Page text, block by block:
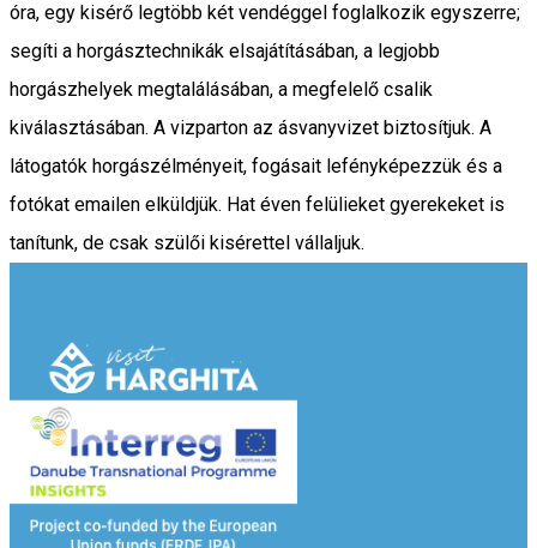
óra, egy kisérő legtöbb két vendéggel foglalkozik egyszerre;
segíti a horgásztechnikák elsajátításában, a legjobb
horgászhelyek megtalálásában, a megfelelő csalik
kiválasztásában. A vizparton az ásvanyvizet biztosítjuk. A
látogatók horgászélményeit, fogásait lefényképezzük és a
fotókat emailen elküldjük. Hat éven felülieket gyerekeket is
tanítunk, de csak szülői kisérettel vállaljuk.